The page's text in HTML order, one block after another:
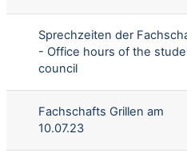
Sprechzeiten der
- Office hours of the
council
Fachschafts Grillen am
10.07.23